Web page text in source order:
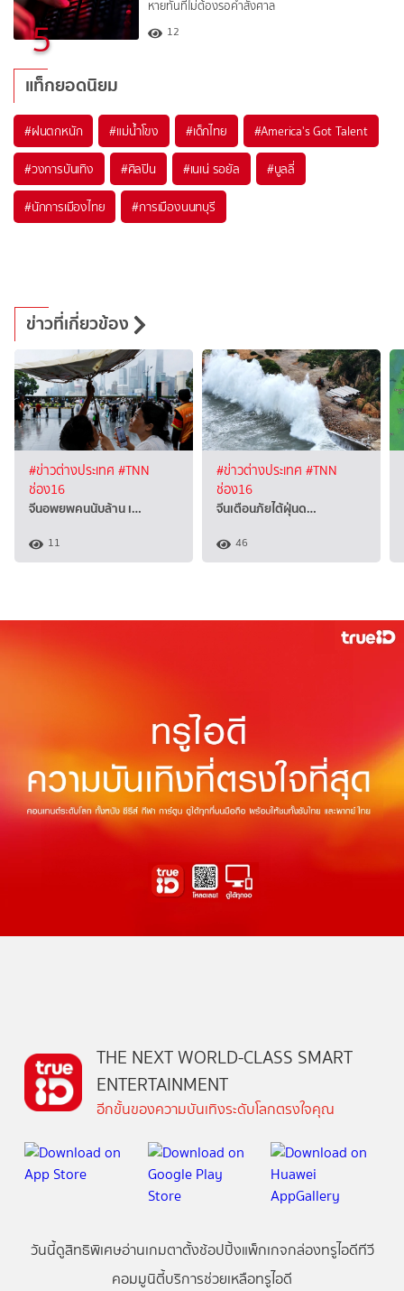
5
หายทันทีไม่ต้องรอคำสั่งศาล
12
แท็กยอดนิยม
#ฝนตกหนัก #แม่น้ำโขง #เด็กไทย #America's Got Talent
#วงการบันเทิง #ศิลปิน #เนเน่ รอยัล #บูลลี่
#นักการเมืองไทย #การเมืองนนทบุรี
ข่าวที่เกี่ยวข้อง
#ข่าวต่างประเทศ #TNN
ช่อง16
จีนอพยพคนนับล้าน เ…
11
#ข่าวต่างประเทศ #TNN
ช่อง16
จีนเตือนภัยไต้ฝุ่นด…
46
THE NEXT WORLD-CLASS SMART
ENTERTAINMENT
อีกขั้นของความบันเทิงระดับโลกตรงใจคุณ
วันนี้ดูสิทธิพิเศษอ่านเกมตาตั้งช้อปปิ้งแพ็กเกจกล่องทรูไอดีทีวี
คอมมูนิตี้บริการช่วยเหลือทรูไอดี